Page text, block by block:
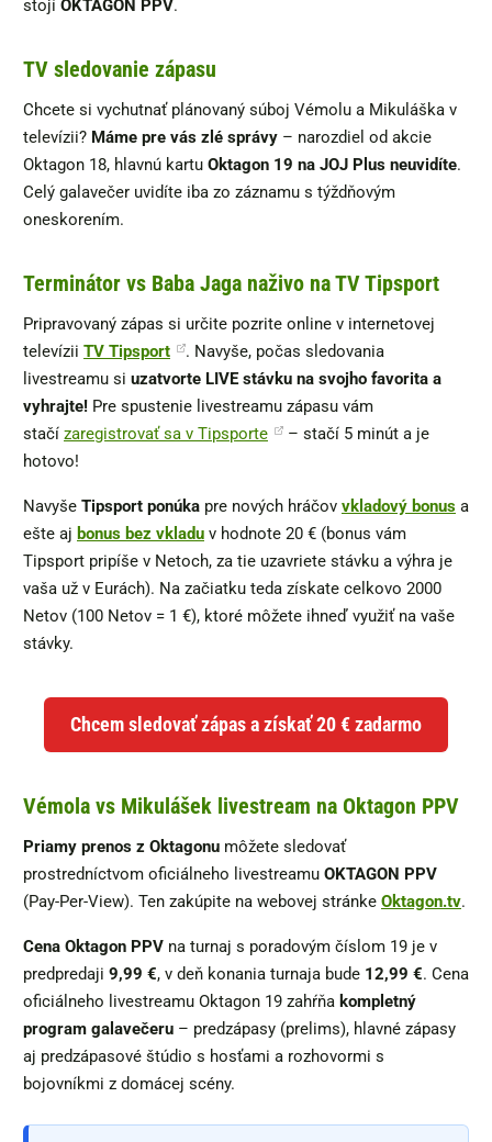
stojí OKTAGON PPV.
TV sledovanie zápasu
Chcete si vychutnať plánovaný súboj Vémolu a Mikuláška v
televízii? Máme pre vás zlé správy – narozdiel od akcie
Oktagon 18, hlavnú kartu Oktagon 19 na JOJ Plus neuvidíte.
Celý galavečer uvidíte iba zo záznamu s týždňovým
oneskorením.
Terminátor vs Baba Jaga naživo na TV Tipsport
Pripravovaný zápas si určite pozrite online v internetovej
televízii TV Tipsport
. Navyše, počas sledovania
livestreamu si uzatvorte LIVE stávku na svojho favorita a
vyhrajte! Pre spustenie livestreamu zápasu vám
stačí zaregistrovať sa v Tipsporte
– stačí 5 minút a je
hotovo!
Navyše Tipsport ponúka pre nových hráčov vkladový bonus a
ešte aj bonus bez vkladu v hodnote 20 € (bonus vám
Tipsport pripíše v Netoch, za tie uzavriete stávku a výhra je
vaša už v Eurách). Na začiatku teda získate celkovo 2000
Netov (100 Netov = 1 €), ktoré môžete ihneď využiť na vaše
stávky.
Chcem sledovať zápas a získať 20 € zadarmo
Vémola vs Mikulášek livestream na Oktagon PPV
Priamy prenos z Oktagonu môžete sledovať
prostredníctvom oficiálneho livestreamu OKTAGON PPV
(Pay-Per-View). Ten zakúpite na webovej stránke Oktagon.tv.
Cena Oktagon PPV na turnaj s poradovým číslom 19 je v
predpredaji 9,99 €, v deň konania turnaja bude 12,99 €. Cena
oficiálneho livestreamu Oktagon 19 zahŕňa kompletný
program galavečeru – predzápasy (prelims), hlavné zápasy
aj predzápasové štúdio s hosťami a rozhovormi s
bojovníkmi z domácej scény.